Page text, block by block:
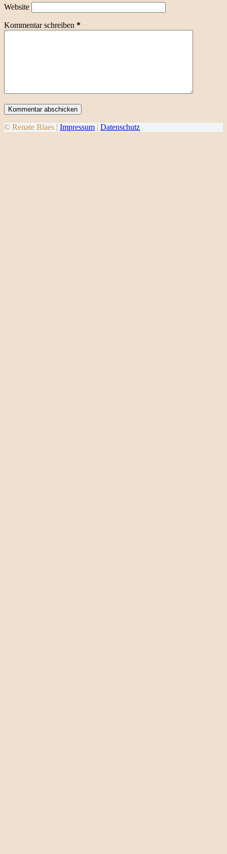
Website
Kommentar schreiben *
Kommentar abschicken
© Renate Blaes | Impressum | Datenschutz